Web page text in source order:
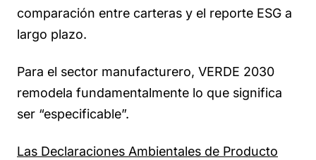
comparación entre carteras y el reporte ESG a
largo plazo.
Para el sector manufacturero, VERDE 2030
remodela fundamentalmente lo que significa
ser “especificable”.
Las Declaraciones Ambientales de Producto